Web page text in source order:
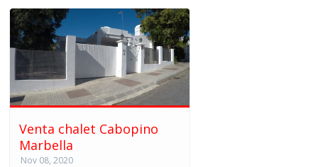
Venta chalet Cabopino
Marbella
Nov 08, 2020